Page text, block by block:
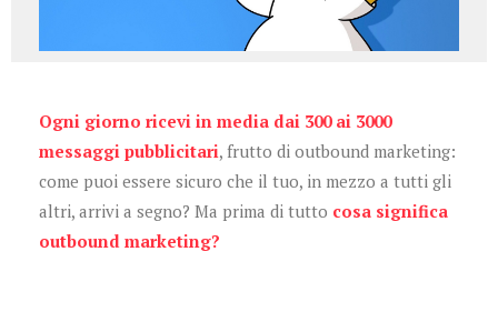
Ogni giorno ricevi in media dai 300 ai 3000
messaggi pubblicitari, frutto di outbound marketing:
come puoi essere sicuro che il tuo, in mezzo a tutti gli
altri, arrivi a segno? Ma prima di tutto cosa significa
outbound marketing?